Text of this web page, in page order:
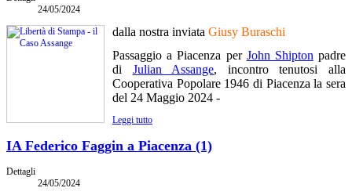
24/05/2024
dalla nostra inviata Giusy Buraschi
Passaggio a Piacenza per John Shipton padre
di Julian Assange, incontro tenutosi alla
Cooperativa Popolare 1946 di Piacenza la sera
del 24 Maggio 2024 -
Leggi tutto
IA Federico Faggin a Piacenza (1)
Dettagli
24/05/2024